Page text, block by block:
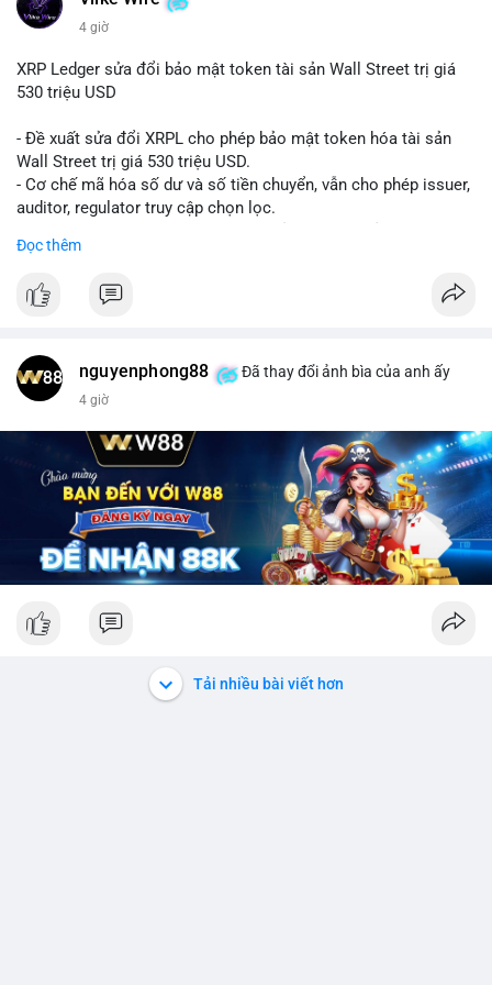
4 giờ
XRP Ledger sửa đổi bảo mật token tài sản Wall Street trị giá
530 triệu USD
- Đề xuất sửa đổi XRPL cho phép bảo mật token hóa tài sản
Wall Street trị giá 530 triệu USD.
- Cơ chế mã hóa số dư và số tiền chuyển, vẫn cho phép issuer,
auditor, regulator truy cập chọn lọc.
tài chính.
chức tài chính.
$xrp
#titanbot
📰 Nguồn: CoinDesk
Đọc thêm
nguyenphong88 Đã thay đổi ảnh bìa của anh ấy
4 giờ
Tải nhiều bài viết hơn